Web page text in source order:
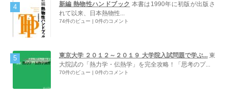
新編 熱物性ハンドブック 本書は1990年に初版が出版さ
れて以来、日本熱物性...
74件のビュー | 0件のコメント
東京大学 ２０１２～２０１９ 大学院入試問題で学ぶ... 東
大院試の「熱力学・伝熱学」を完全攻略！「思考のプ...
70件のビュー | 0件のコメント